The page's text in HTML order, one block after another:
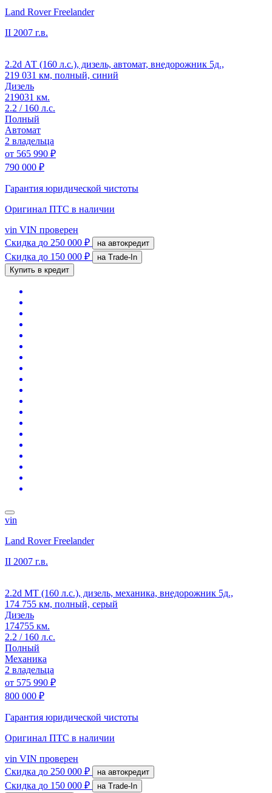
Land Rover Freelander
II 2007 г.в.
2.2d АТ (160 л.с.), дизель, автомат, внедорожник 5д.,
219 031 км, полный, синий
Дизель
219031 км.
2.2 / 160 л.с.
Полный
Автомат
2 владельца
от 565 990 ₽
790 000 ₽
Гарантия юридической чистоты
Оригинал ПТС в наличии
vin VIN проверен
Скидка до 250 000 ₽ на автокредит
Скидка до 150 000 ₽
на Trade-In
Купить в кредит
vin
Land Rover Freelander
II 2007 г.в.
2.2d MT (160 л.с.), дизель, механика, внедорожник 5д.,
174 755 км, полный, серый
Дизель
174755 км.
2.2 / 160 л.с.
Полный
Механика
2 владельца
от 575 990 ₽
800 000 ₽
Гарантия юридической чистоты
Оригинал ПТС в наличии
vin VIN проверен
Скидка до 250 000 ₽ на автокредит
Скидка до 150 000 ₽
на Trade-In